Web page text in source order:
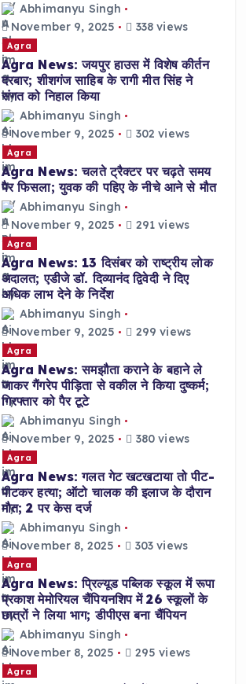
Abhimanyu Singh
November 9, 2025
338 views
Agra
Agra News: जयपुर हाउस में विशेष कीर्तन
दरबार; शीशगंज साहिब के रागी मीत सिंह ने
संगत को निहाल किया
Abhimanyu Singh
November 9, 2025
302 views
Agra
Agra News: चलते ट्रैक्टर पर चढ़ते समय
पैर फिसला; युवक की पहिए के नीचे आने से मौत
Abhimanyu Singh
November 9, 2025
291 views
Agra
Agra News: 13 दिसंबर को राष्ट्रीय लोक
अदालत; एडीजे डॉ. दिव्यानंद द्विवेदी ने दिए
अधिक लाभ देने के निर्देश
Abhimanyu Singh
November 9, 2025
299 views
Agra
Agra News: समझौता कराने के बहाने ले
जाकर गैंगरेप पीड़िता से वकील ने किया दुष्कर्म;
गिरफ्तार को पैर टूटे
Abhimanyu Singh
November 9, 2025
380 views
Agra
Agra News: गलत गेट खटखटाया तो पीट-
पीटकर हत्या; ऑटो चालक की इलाज के दौरान
मौत; 2 पर केस दर्ज
Abhimanyu Singh
November 8, 2025
303 views
Agra
Agra News: प्रिल्यूड पब्लिक स्कूल में रूपा
प्रकाश मेमोरियल चैंपियनशिप में 26 स्कूलों के
छात्रों ने लिया भाग; डीपीएस बना चैंपियन
Abhimanyu Singh
November 8, 2025
295 views
Agra